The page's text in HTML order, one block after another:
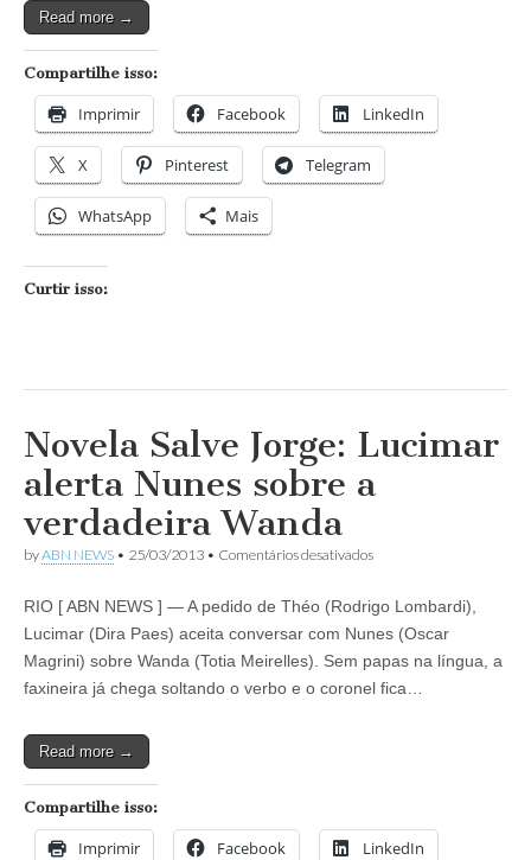
casa
de
Zyah
Read more →
Compartilhe isso:
Imprimir Facebook LinkedIn
X Pinterest Telegram
WhatsApp Mais
Curtir isso:
Novela Salve Jorge: Lucimar
alerta Nunes sobre a
verdadeira Wanda
byABN NEWS • 25/03/2013 • Comentários desativadosem
Jorge:
Lucimar
alerta
Nunes
sobre
RIO [ ABN NEWS ] — A pedido de Théo (Rodrigo Lombardi),
Lucimar (Dira Paes) aceita conversar com Nunes (Oscar
Magrini) sobre Wanda (Totia Meirelles). Sem papas na língua, a
faxineira já chega soltando o verbo e o coronel fica…
Read more →
Compartilhe isso:
Imprimir Facebook LinkedIn